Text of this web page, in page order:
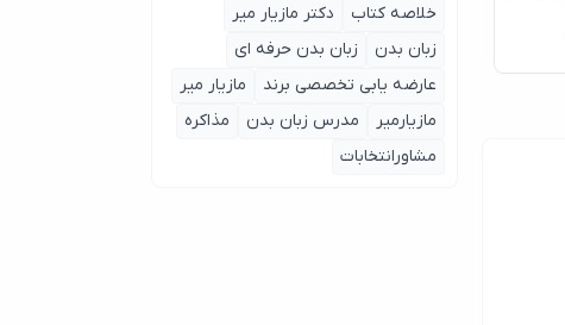
خلاصه کتاب
دکتر مازیار میر
زبان بدن
زبان بدن حرفه ای
عارضه یابی تخصصی برند
مازیار میر
مازیارمیر
مدرس زبان بدن
مذاکره
مشاورانتخابات